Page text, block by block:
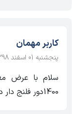
کاربر مهمان
پنجشنبه 01 اسفند 1398
سلام با عرض
1400دور فلنج دار دارید